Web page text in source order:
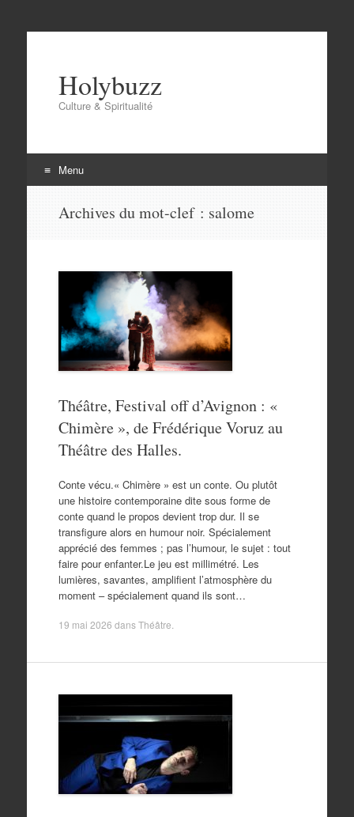
Holybuzz
Culture & Spiritualité
Menu
Archives du mot-clef : salome
Théâtre, Festival off d’Avignon : «
Chimère », de Frédérique Voruz au
Théâtre des Halles.
Conte vécu.« Chimère » est un conte. Ou plutôt
une histoire contemporaine dite sous forme de
conte quand le propos devient trop dur. Il se
transfigure alors en humour noir. Spécialement
apprécié des femmes ; pas l’humour, le sujet : tout
faire pour enfanter.Le jeu est millimétré. Les
lumières, savantes, amplifient l’atmosphère du
moment – spécialement quand ils sont…
19 mai 2026 dansThéâtre